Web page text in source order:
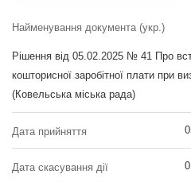
Найменування документа (укр.)
Рішення від 05.02.2025 № 41 Про
кошторисної заробітної плати при
(Ковельська міська рада)
Дата прийняття
Дата скасування дії